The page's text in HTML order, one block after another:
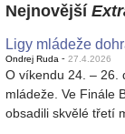
Nejnovější
Ligy mládeže
Ondrej Ruda - 27.4.2026
O víkendu 24. – 26.
mládeže. Ve Finále
obsadili skvělé třetí